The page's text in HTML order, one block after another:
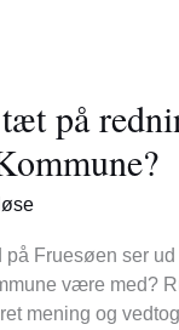
på
på Fruesøen ser
være med?
mening og